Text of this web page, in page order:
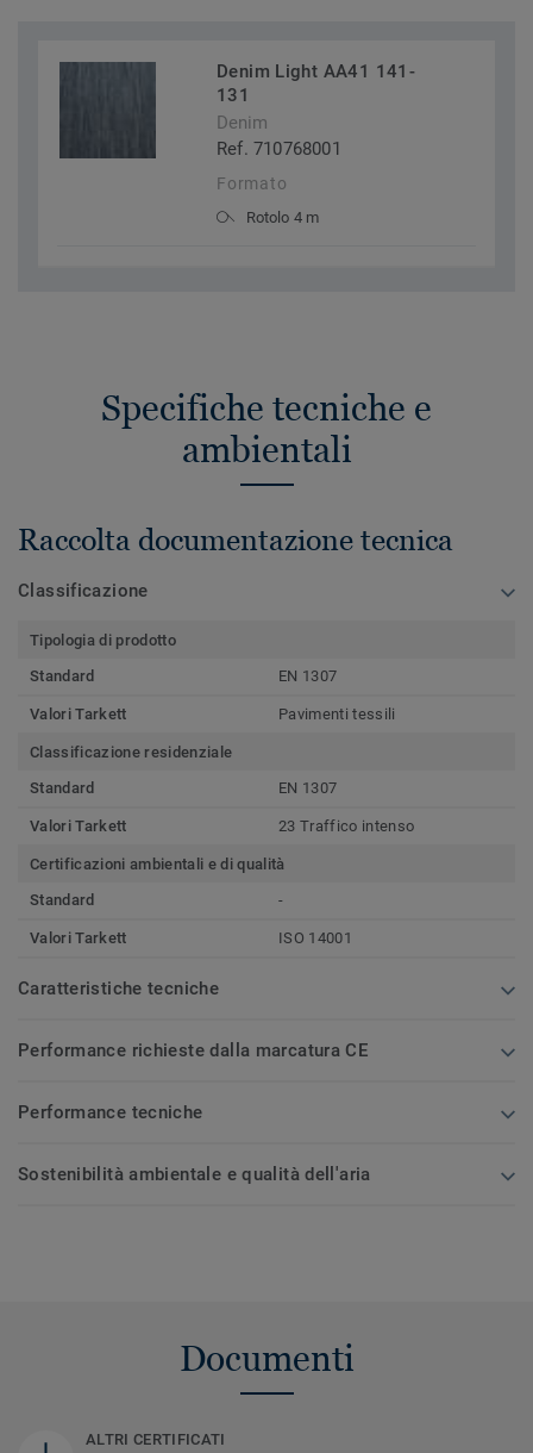
Denim Light AA41 141-
131
Denim
Ref. 710768001
Formato
Rotolo 4 m
Specifiche tecniche e
ambientali
Raccolta documentazione tecnica
Classificazione
Tipologia di prodotto
Standard
EN 1307
Valori Tarkett Pavimenti tessili
Classificazione residenziale
Standard
EN 1307
Valori Tarkett 23 Traffico intenso
Certificazioni ambientali e di qualità
Standard
-
Valori Tarkett ISO 14001
Caratteristiche tecniche
Performance richieste dalla marcatura CE
Performance tecniche
Sostenibilità ambientale e qualità dell'aria
Documenti
ALTRI CERTIFICATI